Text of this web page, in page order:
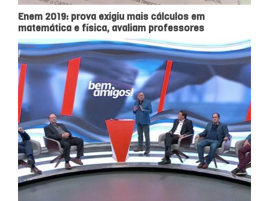
Enem 2019: prova exigiu mais cálculos em
matemática e física, avaliam professores